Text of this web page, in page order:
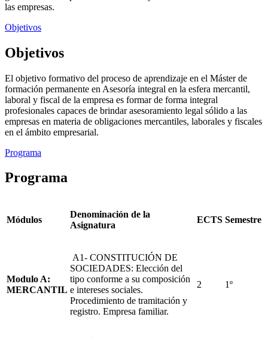
las empresas.
Objetivos
Objetivos
El objetivo formativo del proceso de aprendizaje en el Máster de
formación permanente en Asesoría integral en la esfera mercantil,
laboral y fiscal de la empresa es formar de forma integral
profesionales capaces de brindar asesoramiento legal sólido a las
empresas en materia de obligaciones mercantiles, laborales y fiscales
en el ámbito empresarial.
Programa
Programa
Módulos
Denominación de la
Asignatura
ECTS Semestre
Modulo A:
MERCANTIL
A1- CONSTITUCIÓN DE
SOCIEDADES: Elección del
tipo conforme a su composición
e intereses sociales.
Procedimiento de tramitación y
registro. Empresa familiar.
2 1º